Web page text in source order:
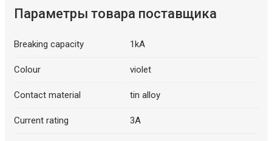
Параметры товара поставщика
Breaking capacity 1kA
Colour violet
Contact material tin alloy
Current rating 3A